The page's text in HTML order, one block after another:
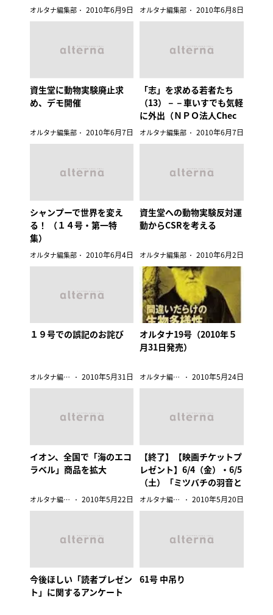
オルタナ編集部 2010年6月9日 オルタナ編集部 2010年6月8日
資生堂に動物実験廃止求
め、デモ開催
オルタナ編集部 2010年6月7日
「志」を求める若者たち
（13）－－車いすでも気軽
に外出（ＮＰＯ法人Chec
k）
オルタナ編集部 2010年6月7日
シャンプーで世界を変え
る！ （１４号・第一特
集）
オルタナ編集部 2010年6月4日
資生堂への動物実験反対運
動からCSRを考える
オルタナ編集部 2010年6月2日
１９号での誤記のお詫び
オルタナ編集部 2010年5月31日
オルタナ19号（2010年５
月31日発売）
オルタナ編集部 2010年5月24日
イオン、全国で「海のエコ
ラベル」商品を拡大
オルタナ編集部 2010年5月22日
【終了】【映画チケットプ
レゼント】6/4（金）・6/5
（土）「ミツバチの羽音と
地球の回転」鎌中監督のミ
ニトークイベント付き！
オルタナ編集部 2010年5月20日
今後ほしい「読者プレゼン
ト」に関するアンケート
61号 中吊り